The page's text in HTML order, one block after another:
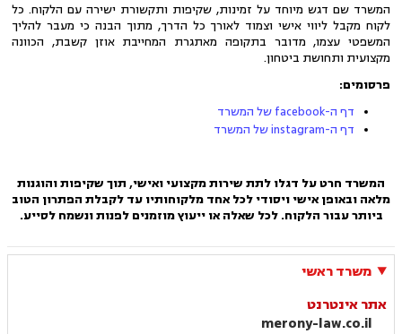
המשרד שם דגש מיוחד על זמינות, שקיפות ותקשורת ישירה עם הלקוח. כל
לקוח מקבל ליווי אישי וצמוד לאורך כל הדרך, מתוך הבנה כי מעבר להליך
המשפטי עצמו, מדובר בתקופה מאתגרת המחייבת אוזן קשבת, הכוונה
מקצועית ותחושת ביטחון.
פרסומים:
דף ה-facebook של המשרד
דף ה-instagram של המשרד
המשרד חרט על דגלו לתת שירות מקצועי ואישי, תוך שקיפות והוגנות
מלאה ובאופן אישי ויסודי לכל אחד מלקוחותיו עד לקבלת הפתרון הטוב
ביותר עבור הלקוח. לכל שאלה או ייעוץ מוזמנים לפנות ונשמח לסייע.
משרד ראשי
אתר אינטרנט
merony-law.co.il